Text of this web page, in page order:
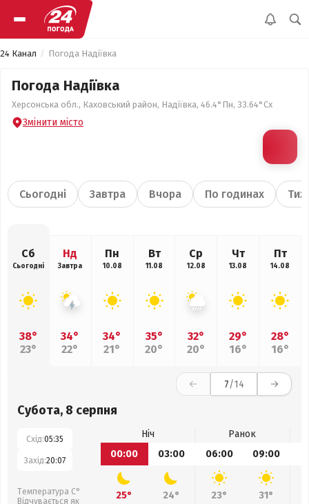
24 Канал Погода Надіївка
Погода Надіївка
Херсонська обл., Каховський район, Надіївка, 46.4°Пн, 33.64°Сх
Змінити місто
Сьогодні Завтра Вчора По годинах
Сб
Сьогодні
38°
23°
Нд
Завтра
34°
22°
Пн
10.08
34°
21°
Вт
11.08
35°
20°
Ср
12.08
32°
20°
Чт
13.08
29°
16°
Пт
14.08
28°
16°
7/14
Субота, 8 серпня
Схід:05:35
Захід:20:07
Температура С°
Відчувається як
Ніч
Ранок
00:00
03:00 06:00 09:00
25° 24° 23° 31°